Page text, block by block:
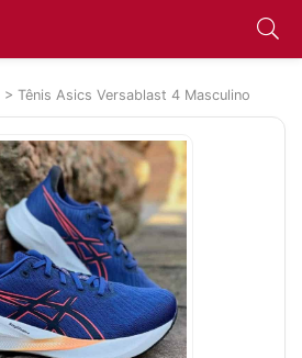
> Tênis Asics Versablast 4 Masculino